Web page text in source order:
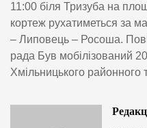
11:00 біля Тризуба на
кортеж рухатиметься за
– Липовець – Росоша.
рада Був мобілізований
Хмільницького районного